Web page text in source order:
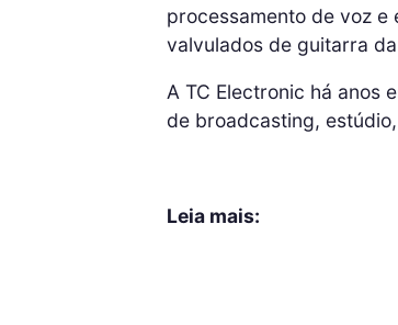
processamento de voz
valvulados de guitarra
A TC Electronic há anos
de broadcasting,
Leia mais: